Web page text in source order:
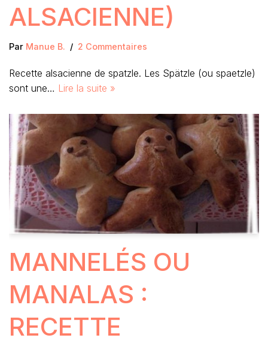
ALSACIENNE)
Par Manue B. 2 Commentaires
Recette alsacienne de spatzle. Les Spätzle (ou spaetzle)
sont une… Lire la suite »
MANNELÉS OU
MANALAS :
RECETTE